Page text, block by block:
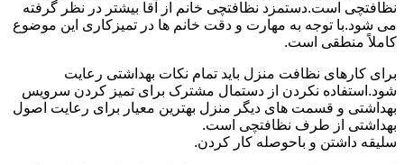
نظافتچی است.دستمزد نظافتچی خانم از آقا بیشتر در نظر گرفته
می شود.با توجه به مهارت و دقت خانم ها در تمیزکاری این موضوع
کاملاً منطقی است.
برای کارهای نظافت منزل باید تمام نکات بهداشتی رعایت
شود.استفاده نکردن از دستمال مشترک برای تمیز کردن سرویس
بهداشتی و قسمت های دیگر منزل بهترین معیار برای رعایت اصول
بهداشتی از طرف نظافتچی است.
سلیقه داشتن و باحوصله کار کردن.